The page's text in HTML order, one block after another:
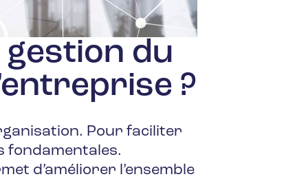
gestion du
?
Pour faciliter
fondamentales.
d’améliorer l’ensemble